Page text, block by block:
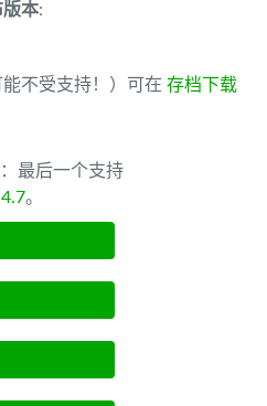
版本:
不受支持！）可在 存档下载
最后一个支持
。